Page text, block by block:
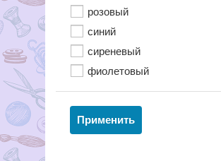
розовый
синий
сиреневый
фиолетовый